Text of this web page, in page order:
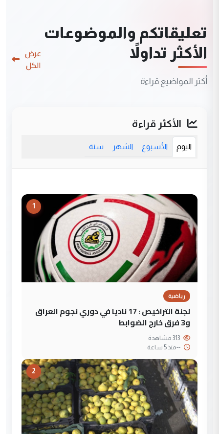
تعليقاتكم والموضوعات
الأكثر تداولاً
أكثر المواضيع قراءة
عرض
الكل
الأكثر قراءة
اليوم الأسبوع الشهر سنة
1
رياضية
لجنة التراخيص : 17 ناديا في دوري نجوم العراق
و3 فرق خارج الضوابط
--منذ 5 ساعة
2